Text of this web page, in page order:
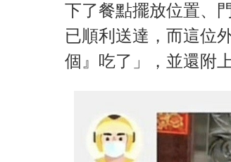
下了餐點擺放位置、
已順利送達，而這位
個』吃了」，並還附